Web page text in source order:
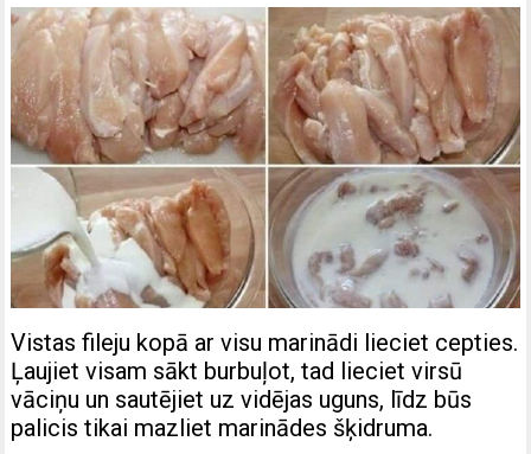
Vistas fileju kopā ar visu marinādi lieciet cepties.
Ļaujiet visam sākt burbuļot, tad lieciet virsū
vāciņu un sautējiet uz vidējas uguns, līdz būs
palicis tikai mazliet marinādes šķidruma.